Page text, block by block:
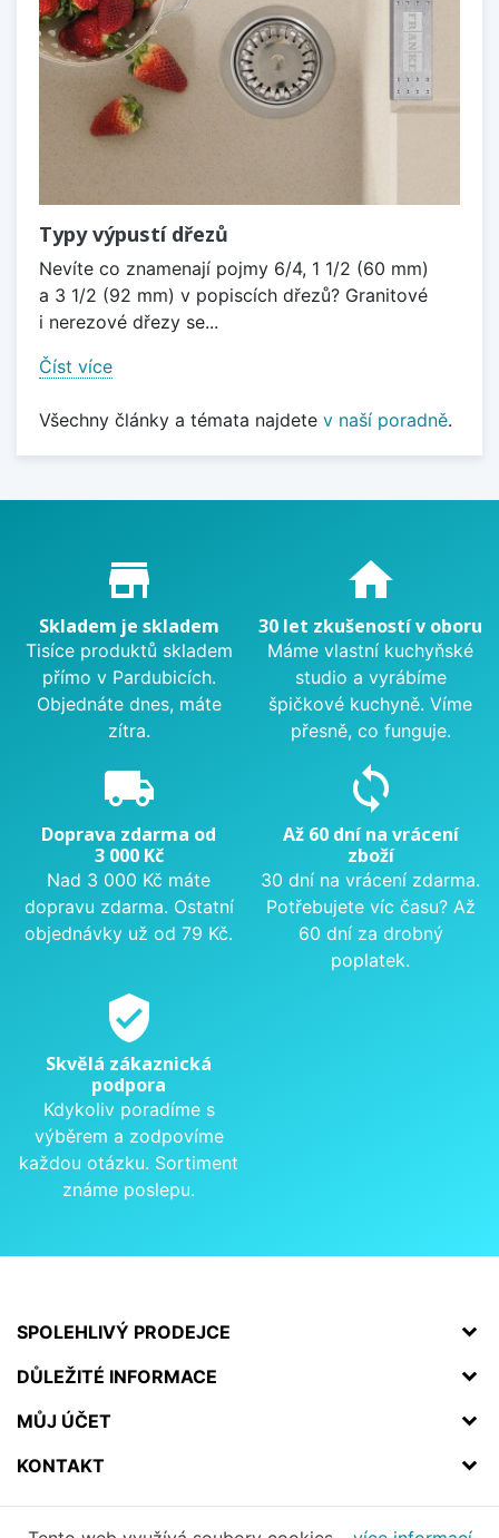
Typy výpustí dřezů
Nevíte co znamenají pojmy 6/4, 1 1/2 (60 mm)
a 3 1/2 (92 mm) v popiscích dřezů? Granitové
i nerezové dřezy se...
Číst více
Všechny články a témata najdete v naší poradně.
Proč nakupovat u nás?
store_mall_directory
Skladem je skladem
Tisíce produktů skladem
přímo v Pardubicích.
Objednáte dnes, máte
zítra.
home
30 let zkušeností v oboru
Máme vlastní kuchyňské
studio a vyrábíme
špičkové kuchyně. Víme
přesně, co funguje.
local_shipping
Doprava zdarma od
3 000 Kč
Nad 3 000 Kč máte
dopravu zdarma. Ostatní
objednávky už od 79 Kč.
sync
Až 60 dní na vrácení
zboží
30 dní na vrácení zdarma.
Potřebujete víc času? Až
60 dní za drobný
poplatek.
verified_user
Skvělá zákaznická
podpora
Kdykoliv poradíme s
výběrem a zodpovíme
každou otázku. Sortiment
známe poslepu.
SPOLEHLIVÝ PRODEJCE
DŮLEŽITÉ INFORMACE
MŮJ ÚČET
KONTAKT